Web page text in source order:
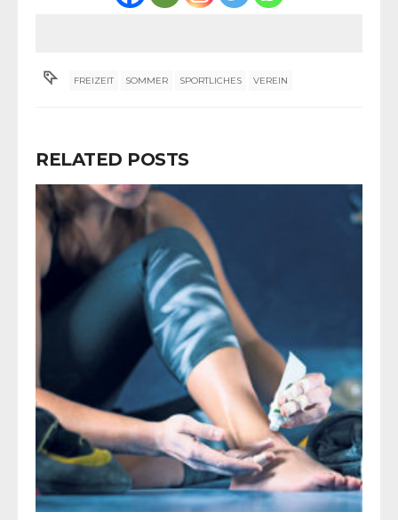
FREIZEIT SOMMER SPORTLICHES VEREIN
RELATED POSTS